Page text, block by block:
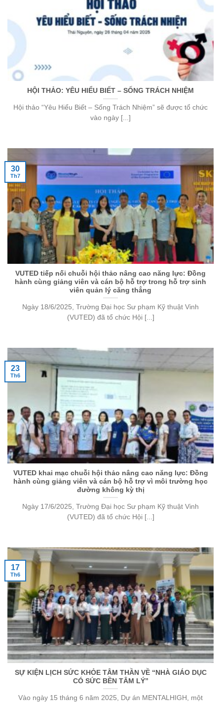
HỘI THẢO: YÊU HIỂU BIẾT – SỐNG TRÁCH NHIỆM
Hội thảo “Yêu Hiểu Biết – Sống Trách Nhiệm” sẽ được tổ chức
vào ngày [...]
VUTED tiếp nối chuỗi hội thảo nâng cao năng lực: Đồng
hành cùng giảng viên và cán bộ hỗ trợ trong hỗ trợ sinh
viên quản lý căng thẳng
Ngày 18/6/2025, Trường Đại học Sư phạm Kỹ thuật Vinh
(VUTED) đã tổ chức Hội [...]
30
Th7
VUTED khai mạc chuỗi hội thảo nâng cao năng lực: Đồng
hành cùng giảng viên và cán bộ hỗ trợ vì môi trường học
đường không kỳ thị
Ngày 17/6/2025, Trường Đại học Sư phạm Kỹ thuật Vinh
(VUTED) đã tổ chức Hội [...]
23
Th6
SỰ KIỆN LỊCH SỨC KHỎE TÂM THẦN VỀ “NHÀ GIÁO DỤC
CÓ SỨC BỀN TÂM LÝ”
Vào ngày 15 tháng 6 năm 2025, Dự án MENTALHIGH, một
17
Th6